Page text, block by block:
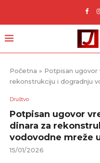
Početna » Potpisan ugovor
rekonstrukciju i dogradnju
Društvo
Potpisan ugovor
dinara za
vodovodne mreže
15/01/2026